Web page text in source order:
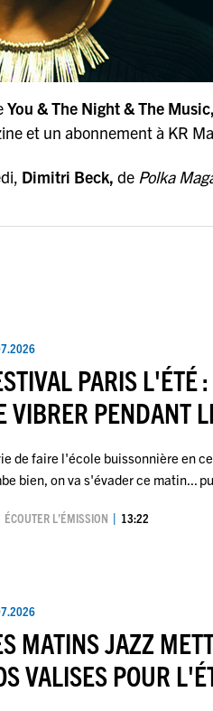
You & The Night & The Music,
et un abonnement à KR
Dimitri Beck, de Polka
PARIS L'ÉTÉ
VIBRER PENDANT
de faire l'école buissonnière en
bien, on va s'évader ce matin...
ÉCOUTER L’ÉMISSION 13:22
MATINS JAZZ
VALISES POUR